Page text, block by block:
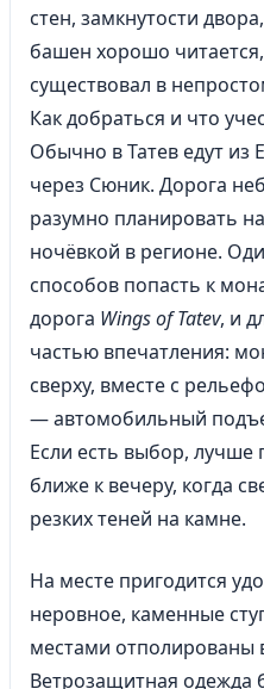
стен, замкнутости
башен хорошо
существовал в
Как добраться и что
Обычно в Татев едут из
через Сюник. Дорога
разумно планировать
ночёвкой в регионе.
способов попасть к
дорога Wings of Tatev, и
частью впечатления:
сверху, вместе с
— автомобильный
Если есть выбор, лучше
ближе к вечеру, когда
резких теней на камне.
На месте пригодится
неровное, каменные
местами отполированы
Ветрозащитная одежда